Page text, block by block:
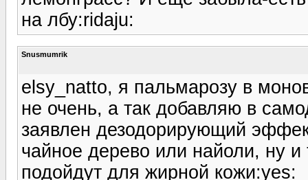
на лбу:ridaju:
Snusmumrik
elsy_natto, я пальмарозу в
не очень, а так добавляю в
заявлен дезодорирующий
чайное дерево или найоли, ну
подойдут для жирной кожи:yes: